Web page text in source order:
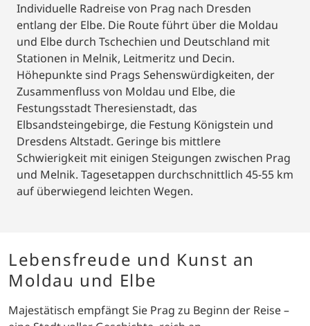
Individuelle Radreise von Prag nach Dresden
entlang der Elbe. Die Route führt über die Moldau
und Elbe durch Tschechien und Deutschland mit
Stationen in Melnik, Leitmeritz und Decin.
Höhepunkte sind Prags Sehenswürdigkeiten, der
Zusammenfluss von Moldau und Elbe, die
Festungsstadt Theresienstadt, das
Elbsandsteingebirge, die Festung Königstein und
Dresdens Altstadt. Geringe bis mittlere
Schwierigkeit mit einigen Steigungen zwischen Prag
und Melnik. Tagesetappen durchschnittlich 45-55 km
auf überwiegend leichten Wegen.
Lebensfreude und Kunst an
Moldau und Elbe
Majestätisch empfängt Sie Prag zu Beginn der Reise –